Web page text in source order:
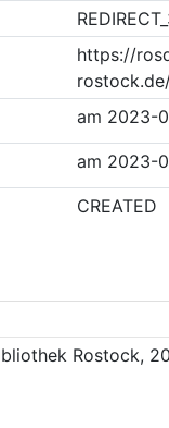
https://
am 2023-
am 2023-
CREATED
Rostock,